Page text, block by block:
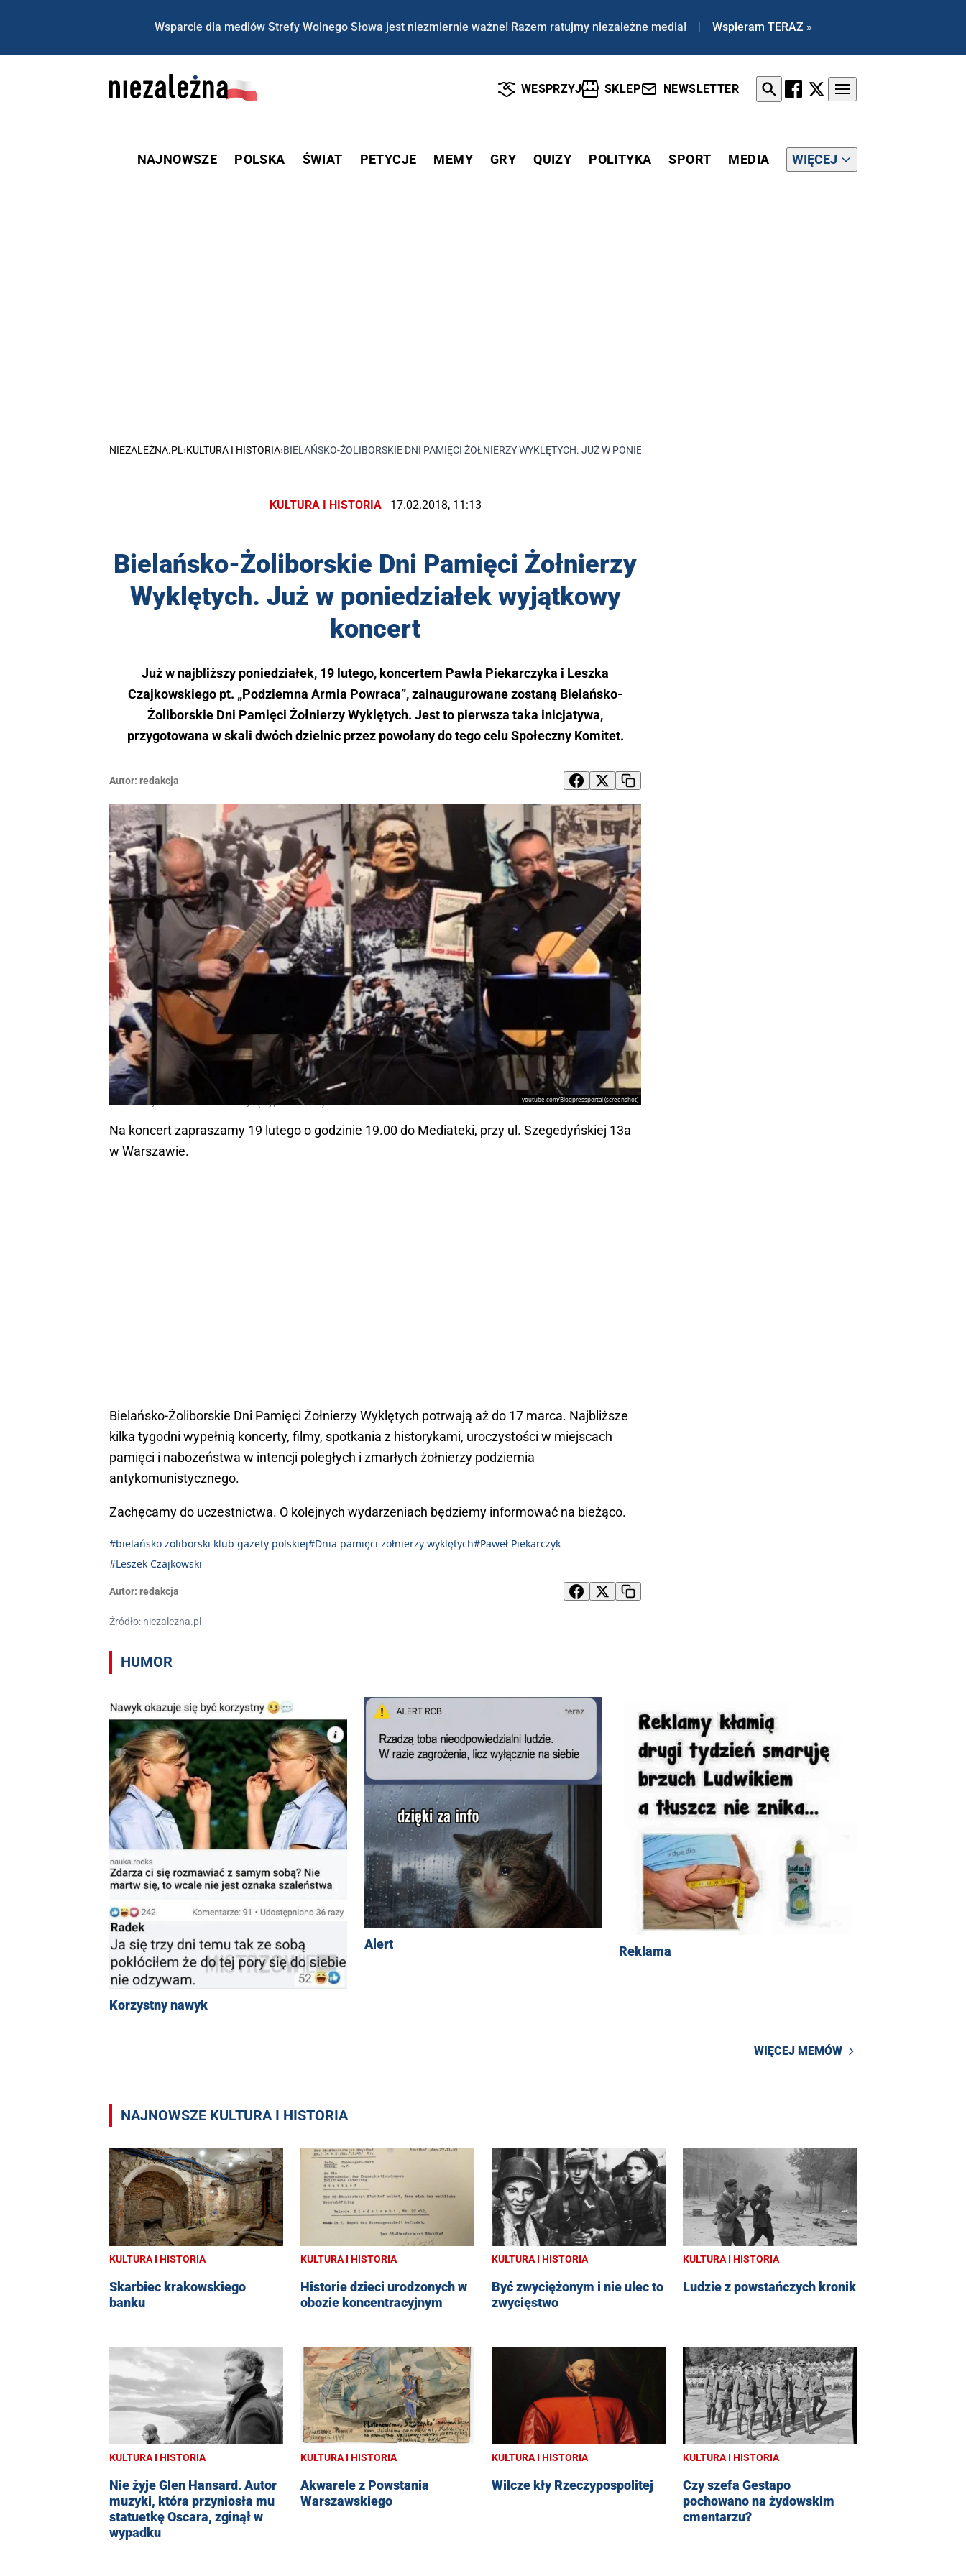
Wsparcie dla mediów Strefy Wolnego Słowa jest niezmiernie ważne! Razem ratujmy niezależne media! | Wspieram TERAZ »
WESPRZYJ SKLEP NEWSLETTER
NAJNOWSZE POLSKA ŚWIAT PETYCJE MEMY GRY QUIZY POLITYKA SPORT MEDIA WIĘCEJ
NIEZALEŻNA.PL ›KULTURA I HISTORIA›BIELAŃSKO-ŻOLIBORSKIE DNI PAMIĘCI ŻOŁNIERZY WYKLĘTYCH. JUŻ W PONIEDZIAŁEK WYJĄTKOWY KONCERT
KULTURA I HISTORIA 17.02.2018, 11:13
Bielańsko-Żoliborskie Dni Pamięci Żołnierzy
Wyklętych. Już w poniedziałek wyjątkowy
koncert
Już w najbliższy poniedziałek, 19 lutego, koncertem Pawła Piekarczyka i Leszka
Czajkowskiego pt. „Podziemna Armia Powraca”, zainaugurowane zostaną Bielańsko-
Żoliborskie Dni Pamięci Żołnierzy Wyklętych. Jest to pierwsza taka inicjatywa,
przygotowana w skali dwóch dzielnic przez powołany do tego celu Społeczny Komitet.
Autor: redakcja
youtube.com/Blogpressportal (screenshot)
Leszek Czajkowski i Paweł Piekarczyk (zdjęcie z 2016 r.)
Na koncert zapraszamy 19 lutego o godzinie 19.00 do Mediateki, przy ul. Szegedyńskiej 13a
w Warszawie.
Bielańsko-Żoliborskie Dni Pamięci Żołnierzy Wyklętych potrwają aż do 17 marca. Najbliższe
kilka tygodni wypełnią koncerty, filmy, spotkania z historykami, uroczystości w miejscach
pamięci i nabożeństwa w intencji poległych i zmarłych żołnierzy podziemia
antykomunistycznego.
Zachęcamy do uczestnictwa. O kolejnych wydarzeniach będziemy informować na bieżąco.
#bielańsko żoliborski klub gazety polskiej#Dnia pamięci żołnierzy wyklętych#Paweł Piekarczyk
#Leszek Czajkowski
Autor: redakcja
Źródło: niezalezna.pl
HUMOR
Korzystny nawyk
Alert Reklama
WIĘCEJ MEMÓW
NAJNOWSZE KULTURA I HISTORIA
KULTURA I HISTORIA
Skarbiec krakowskiego
banku
KULTURA I HISTORIA
Historie dzieci urodzonych w
obozie koncentracyjnym
KULTURA I HISTORIA
Być zwyciężonym i nie ulec to
zwycięstwo
KULTURA I HISTORIA
Ludzie z powstańczych kronik
KULTURA I HISTORIA
Nie żyje Glen Hansard. Autor
muzyki, która przyniosła mu
statuetkę Oscara, zginął w
wypadku
KULTURA I HISTORIA
Akwarele z Powstania
Warszawskiego
KULTURA I HISTORIA
Wilcze kły Rzeczypospolitej
KULTURA I HISTORIA
Czy szefa Gestapo
pochowano na żydowskim
cmentarzu?